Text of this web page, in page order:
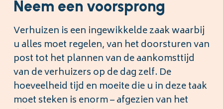
Neem een voorsprong
Verhuizen is een ingewikkelde zaak waarbij
u alles moet regelen, van het doorsturen van
post tot het plannen van de aankomsttijd
van de verhuizers op de dag zelf. De
hoeveelheid tijd en moeite die u in deze taak
moet steken is enorm – afgezien van het